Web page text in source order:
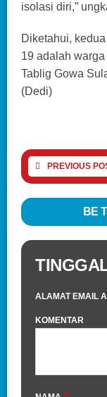
isolasi diri,”
Diketahui,
19 adalah
Tablig Gowa
(Dedi)
PREVIOUS
BE
ALAMAT EMAIL
KOMENTAR